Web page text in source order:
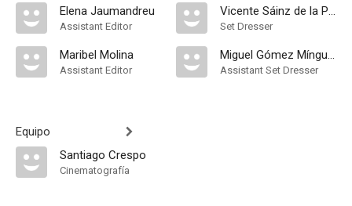
Elena Jaumandreu
Assistant Editor
Maribel Molina
Assistant Editor
Equipo
Santiago Crespo
Cinematografía
Vicente Sáinz de la Peña
Set Dresser
Miguel Gómez Mínguez
Assistant Set Dresser